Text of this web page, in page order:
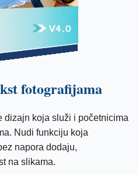
fotografijama
dizajn koja služi i početnicima
Nudi funkciju koja
napora dodaju,
na slikama.